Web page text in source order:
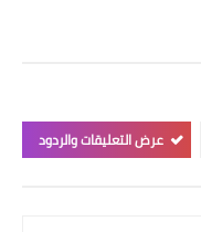
عرض التعليقات والردود